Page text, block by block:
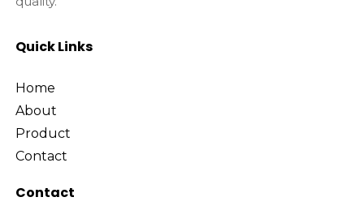
Quick Links
Home
About
Product
Contact
Contact